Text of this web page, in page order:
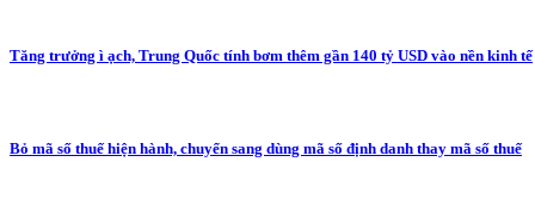
Tăng trưởng ì ạch, Trung Quốc tính bơm thêm gần 140 tỷ USD vào nền kinh tế
Bỏ mã số thuế hiện hành, chuyển sang dùng mã số định danh thay mã số thuế